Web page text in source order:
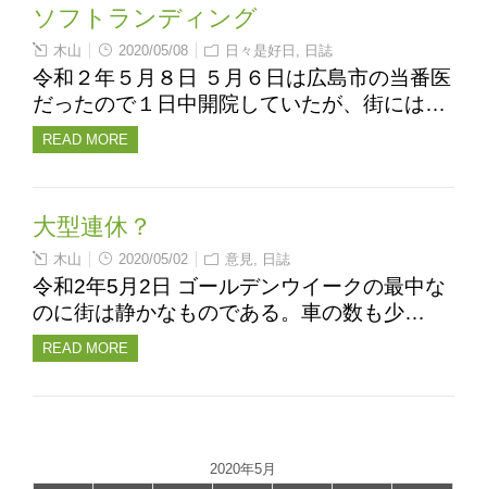
ソフトランディング
木山 2020/05/08 日々是好日 日誌
令和２年５月８日 ５月６日は広島市の当番医
だったので１日中開院していたが、街には…
READ MORE
大型連休？
木山 2020/05/02 意見 日誌
令和2年5月2日 ゴールデンウイークの最中な
のに街は静かなものである。車の数も少…
READ MORE
2020年5月